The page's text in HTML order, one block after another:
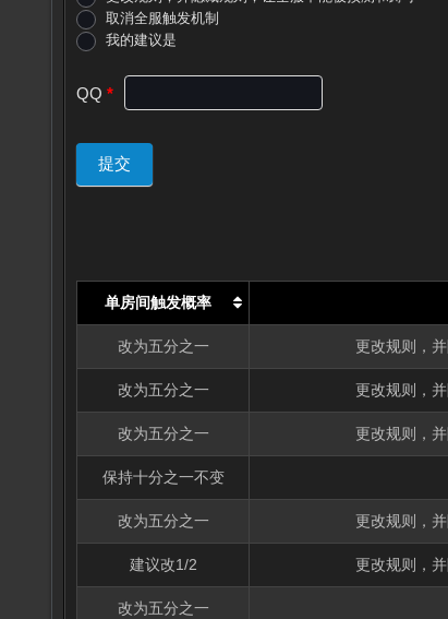
取消全服触发机制
我的建议是
建
QQ *
提交
单房间触发概率
改为五分之一 更改规则，
改为五分之一 更改规则，
改为五分之一 更改规则，
保持十分之一不变
改为五分之一 更改规则，
建议改1/2 更改规则，
改为五分之一